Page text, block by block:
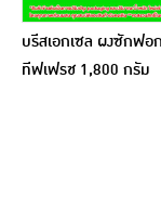
บรีสเอกเซล ผงซักฟอ
ทีฟเฟรช 1,800 กรัม